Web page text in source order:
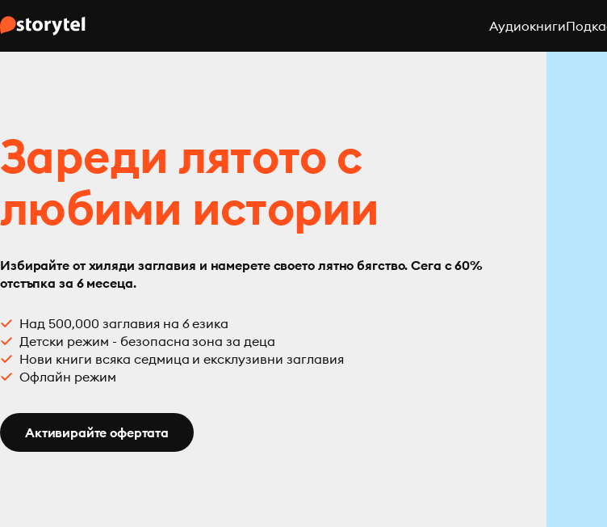
Аудиокниги
Зареди лятото с
любими истории
Избирайте от хиляди заглавия и намерете своето лятно бягство. Сега с 60%
отстъпка за 6 месеца.
Над 500,000 заглавия на 6 езика
Детски режим - безопасна зона за деца
Нови книги всяка седмица и ексклузивни заглавия
Офлайн режим
Активирайте офертата